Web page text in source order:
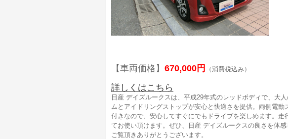
【車両価格】 670,000円 （消費税込み）
詳しくはこちら
日産 デイズルークスは、平成29年式のレッドボディで、大
ムとアイドリングストップが安心と快適さを提供。両側電
付きなので、安心してすぐにでもドライブを楽しめます。
てお使い頂けます。ぜひ、日産 デイズルークスの良さを体感
ご覧頂きありがとうございます。